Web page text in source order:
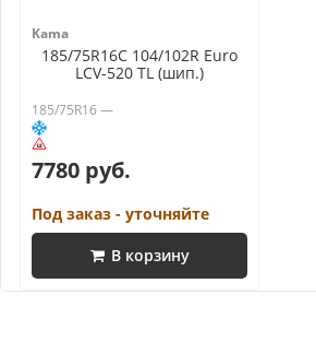
Kama
185/75R16C 104/102R Euro
LCV-520 TL (шип.)
185/75R16 —
7780 руб.
Под заказ - уточняйте
В корзину